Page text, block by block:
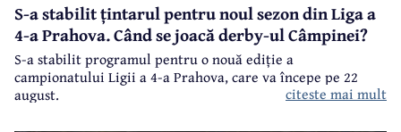
S-a stabilit țintarul pentru noul sezon din Liga a
4-a Prahova. Când se joacă derby-ul Câmpinei?
S-a stabilit programul pentru o nouă ediție a
campionatului Ligii a 4-a Prahova, care va începe pe 22
august.
citeste mai mult